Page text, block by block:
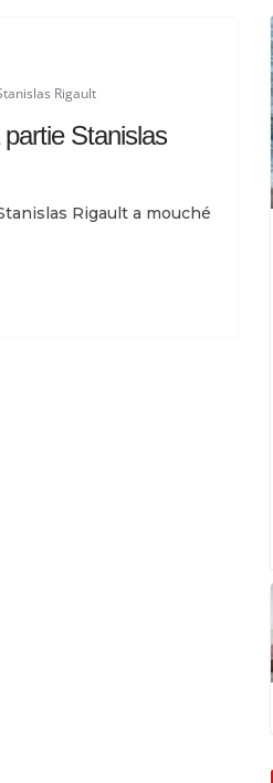
Rigault
Stanislas
Rigault a mouché